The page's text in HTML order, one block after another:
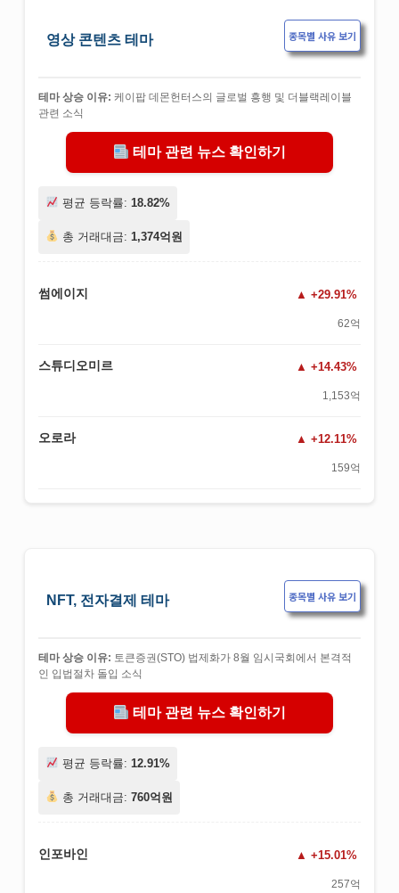
영상 콘텐츠 테마 종목별 사유 보기
테마 상승 이유: 케이팝 데몬헌터스의 글로벌 흥행 및 더블랙레이블
관련 소식
테마 관련 뉴스 확인하기
평균 등락률: 18.82%
총 거래대금: 1,374억원
썸에이지 +29.91%
62억
스튜디오미르 +14.43%
1,153억
오로라 +12.11%
159억
NFT, 전자결제 테마 종목별 사유 보기
테마 상승 이유: 토큰증권(STO) 법제화가 8월 임시국회에서 본격적
인 입법절차 돌입 소식
테마 관련 뉴스 확인하기
평균 등락률: 12.91%
총 거래대금: 760억원
인포바인 +15.01%
257억